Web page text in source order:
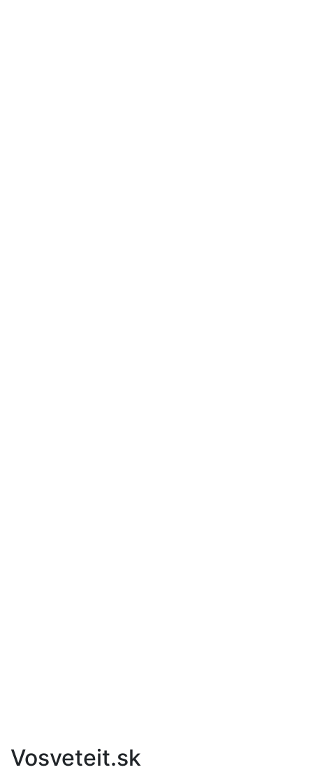
Vosveteit.sk